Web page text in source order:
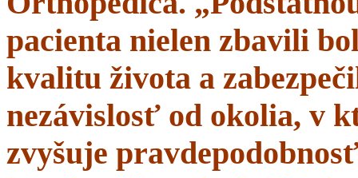
pacienta nielen zbavili
kvalitu života a
nezávislosť od okolia, v
zvyšuje